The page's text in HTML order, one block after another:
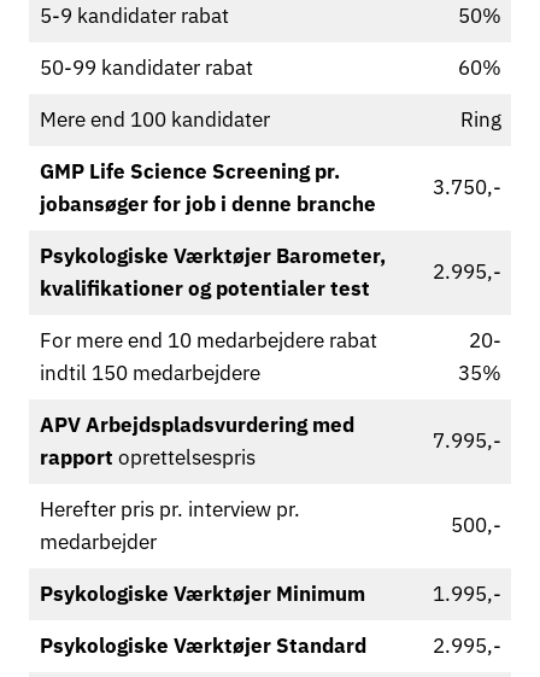
5-9 kandidater rabat
50%
50-99 kandidater rabat
60%
Mere end 100 kandidater
Ring
GMP Life Science Screening pr.
jobansøger for job i denne branche
3.750,-
Psykologiske Værktøjer Barometer,
kvalifikationer og potentialer test
2.995,-
For mere end 10 medarbejdere rabat
indtil 150 medarbejdere
20-
35%
APV Arbejdspladsvurdering med
rapport oprettelsespris
7.995,-
Herefter pris pr. interview pr.
medarbejder
500,-
Psykologiske Værktøjer Minimum
1.995,-
Psykologiske VærktøjerStandard
2.995,-